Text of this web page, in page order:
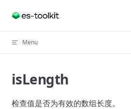
Skip to content
Menu
isLength
检查值是否为有效的数组长度。